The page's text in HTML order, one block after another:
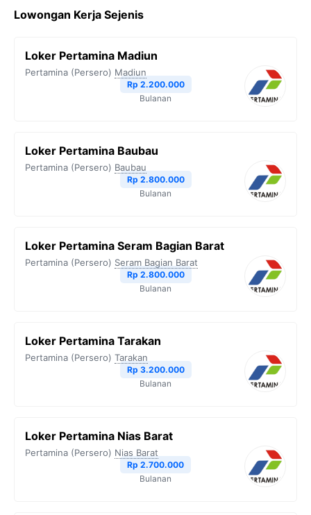
e
o
t
e
e
r
t
A
p
y
i
n
k
Lowongan Kerja Sejenis
Loker Pertamina Madiun
Pertamina (Persero) Madiun
Rp 2.200.000
Bulanan
Loker Pertamina Baubau
Pertamina (Persero) Baubau
Rp 2.800.000
Bulanan
Loker Pertamina Seram Bagian Barat
Pertamina (Persero) Seram Bagian Barat
Rp 2.800.000
Bulanan
Loker Pertamina Tarakan
Pertamina (Persero) Tarakan
Rp 3.200.000
Bulanan
Loker Pertamina Nias Barat
Pertamina (Persero) Nias Barat
Rp 2.700.000
Bulanan